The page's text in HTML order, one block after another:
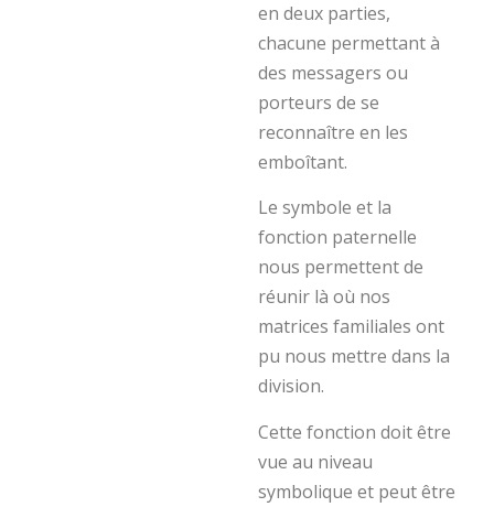
en deux parties,
chacune permettant à
des messagers ou
porteurs de se
reconnaître en les
emboîtant.
Le symbole et la
fonction paternelle
nous permettent de
réunir là où nos
matrices familiales ont
pu nous mettre dans la
division.
Cette fonction doit être
vue au niveau
symbolique et peut être